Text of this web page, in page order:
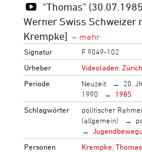
"Thomas"
Werner Swiss Schweizer
Krempke]
Signatur
F 9049-102
Urheber
Videoladen: Zürich
Periode
Neuzeit 20. Jh.
1990
1985
Schlagwörter
politischer
(allgemein)
Personen
Krempke, Thomas